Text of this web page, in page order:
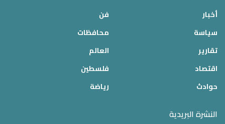
أخبار
سياسة
تقارير
اقتصاد
حوادث
فن
محافظات
العالم
فلسطين
رياضة
النشرة البريدية